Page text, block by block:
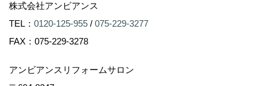
株式会社アンビアンス
TEL： 0120-125-955 / 075-229-3277
FAX：075-229-3278
アンビアンスリフォームサロン